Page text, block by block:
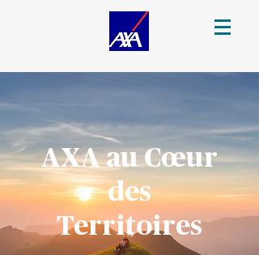
AXA au Cœur
des
Territoires